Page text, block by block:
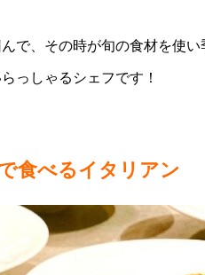
で、その時が旬の食材を使
っしゃるシェフです！
食べるイタリアン